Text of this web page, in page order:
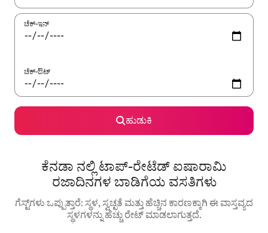
ಚೆಕ್-ಇನ್
ಚೆಕ್-ಔಟ್
ಹುಡುಕಿ
ಕೆನಡಾ ನಲ್ಲಿ ಟಾಪ್-ರೇಟೆಡ್ ಐಷಾರಾಮಿ
ರಜಾದಿನಗಳ ಬಾಡಿಗೆಯ ವಸತಿಗಳು
ಗೆಸ್ಟ್‌ಗಳು ಒಪ್ಪುತ್ತಾರೆ: ಸ್ಥಳ, ಸ್ವಚ್ಛತೆ ಮತ್ತು ಹೆಚ್ಚಿನ ಕಾರಣಕ್ಕಾಗಿ ಈ ವಾಸ್ತವ್ಯದ
ಸ್ಥಳಗಳನ್ನು ಹೆಚ್ಚು ರೇಟ್ ಮಾಡಲಾಗುತ್ತದೆ.